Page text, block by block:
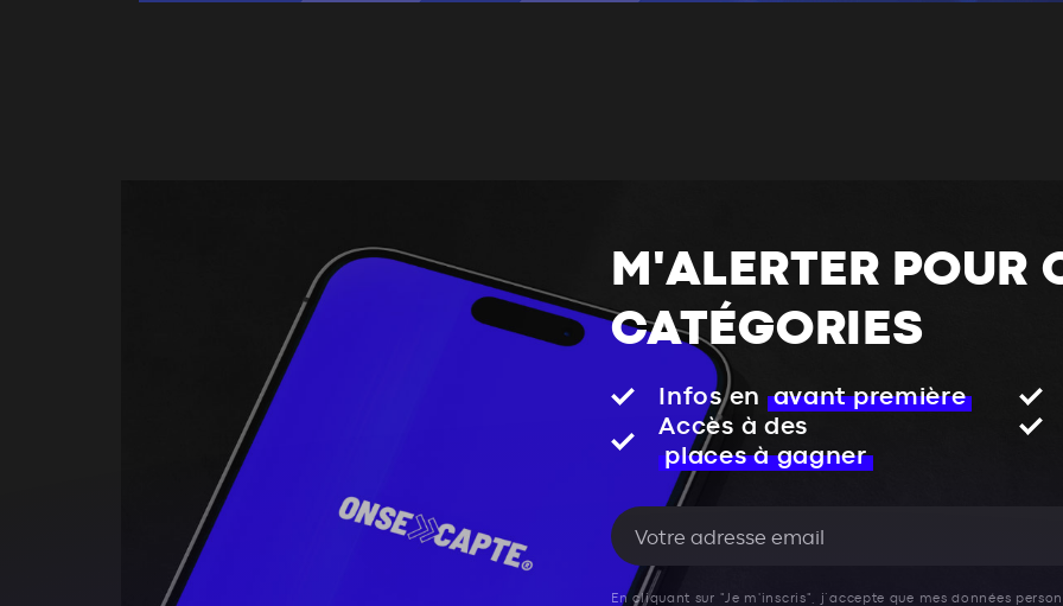
M'ALERTER POUR
CATÉGORIES
Infos en
avant première
Accès à des
places à gagner
En cliquant sur "Je m'inscris", j’accepte que mes données